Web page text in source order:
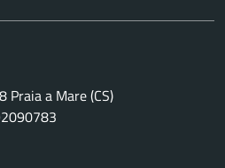
Praia a Mare (CS)